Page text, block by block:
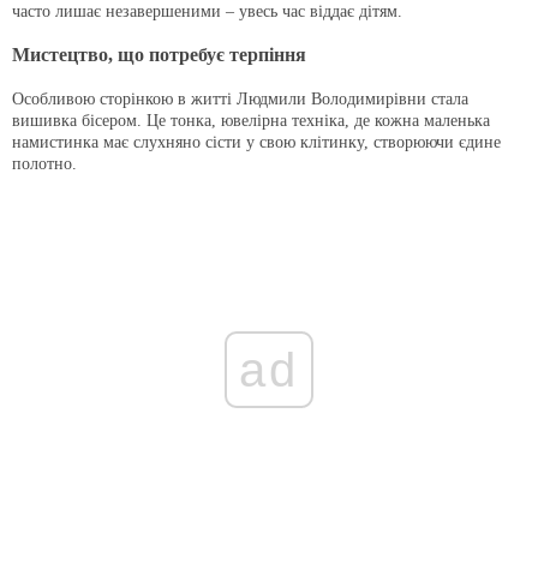
часто лишає незавершеними – увесь час віддає дітям.
Мистецтво, що потребує терпіння
Особливою сторінкою в житті Людмили Володимирівни стала
вишивка бісером. Це тонка, ювелірна техніка, де кожна маленька
намистинка має слухняно сісти у свою клітинку, створюючи єдине
полотно.
ad